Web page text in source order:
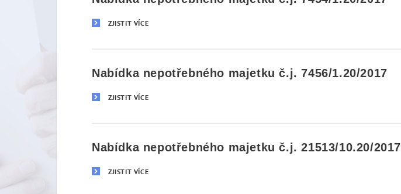
ZJISTIT VÍCE
Nabídka nepotřebného majetku č.j. 7456/1.20/2017
ZJISTIT VÍCE
Nabídka nepotřebného majetku č.j. 21513/10.20/2017
ZJISTIT VÍCE